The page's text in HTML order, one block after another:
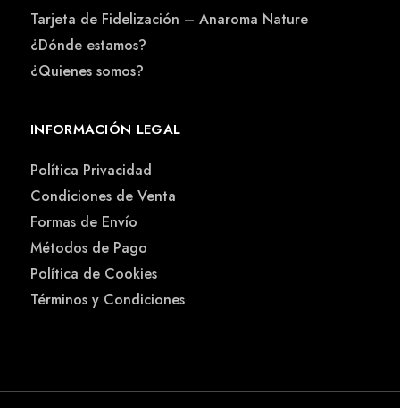
Tarjeta de Fidelización – Anaroma Nature
¿Dónde estamos?
¿Quienes somos?
INFORMACIÓN LEGAL
Política Privacidad
Condiciones de Venta
Formas de Envío
Métodos de Pago
Política de Cookies
Términos y Condiciones